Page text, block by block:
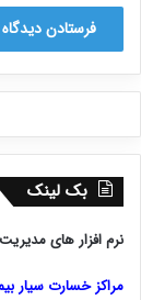
بک لینک
نرم افزار های
مراکز خسارت سیار